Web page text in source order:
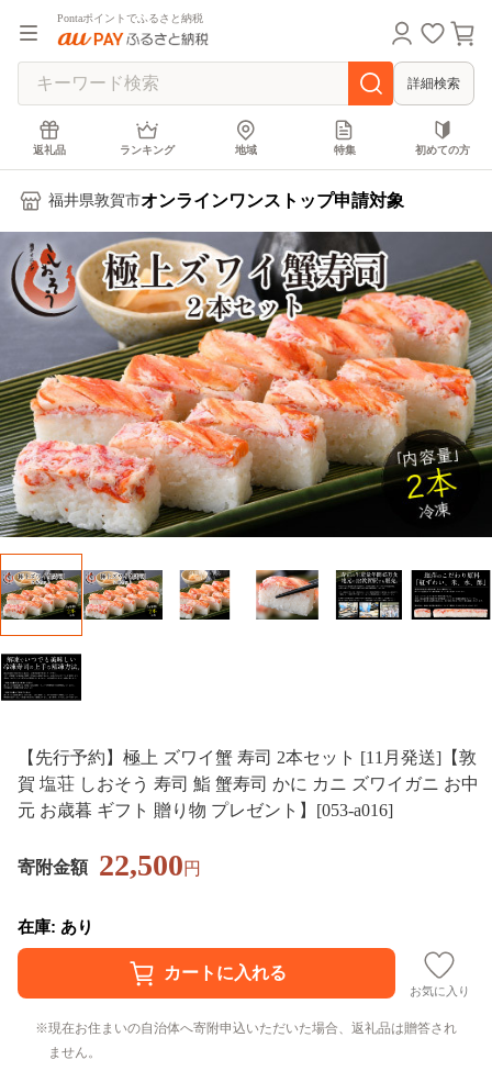
Pontaポイントでふるさと納税
詳細検索
返礼品 ランキング 地域 特集 初めての方
福井県敦賀市オンラインワンストップ申請対象
【先行予約】極上 ズワイ蟹 寿司 2本セット [11月発送]【敦
賀 塩荘 しおそう 寿司 鮨 蟹寿司 かに カニ ズワイガニ お中
元 お歳暮 ギフト 贈り物 プレゼント】[053-a016]
寄附金額 22,500円
在庫: あり
お気に入り
現在お住まいの自治体へ寄附申込いただいた場合、返礼品は贈答され
ません。